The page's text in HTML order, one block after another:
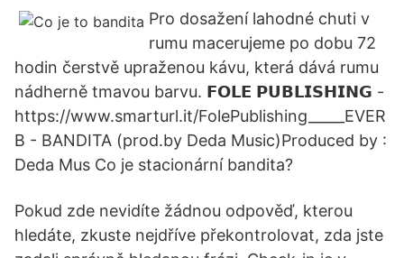
Pro dosažení lahodné chuti v
rumu macerujeme po dobu 72
hodin čerstvě upraženou kávu, která dává rumu
nádherně tmavou barvu. 𝗙𝗢𝗟𝗘 𝗣𝗨𝗕𝗟𝗜𝗦𝗛𝗜𝗡𝗚 -
https://www.smarturl.it/FolePublishing_____EVER
B - BANDITA (prod.by Deda Music)Produced by :
Deda Mus Co je stacionární bandita?
Pokud zde nevidíte žádnou odpověď, kterou
hledáte, zkuste nejdříve překontrolovat, zda jste